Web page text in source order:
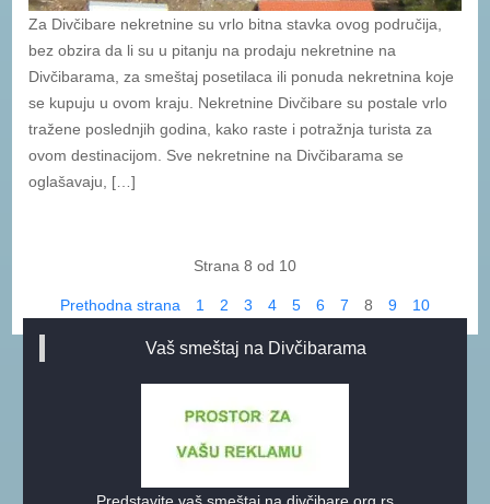
Za Divčibare nekretnine su vrlo bitna stavka ovog područija,
bez obzira da li su u pitanju na prodaju nekretnine na
Divčibarama, za smeštaj posetilaca ili ponuda nekretnina koje
se kupuju u ovom kraju. Nekretnine Divčibare su postale vrlo
tražene poslednjih godina, kako raste i potražnja turista za
ovom destinacijom. Sve nekretnine na Divčibarama se
oglašavaju, […]
Strana 8 od 10
Prethodna strana 1 2 3 4 5 6 7 8 9 10
Sledeća strana
Vaš smeštaj na Divčibarama
Predstavite vaš smeštaj na divčibare.org.rs